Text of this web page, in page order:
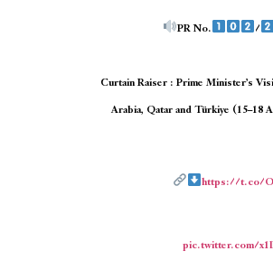
PR No.
/
Curtain Raiser : Prime Minister’s
Arabia, Qatar and Türkiye (15–18
https://t.co/
pic.twitter.com/